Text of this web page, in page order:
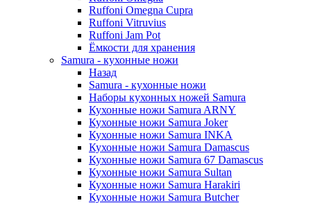
Ruffoni Omegna Cupra
Ruffoni Vitruvius
Ruffoni Jam Pot
Ёмкости для хранения
Samura - кухонные ножи
Назад
Samura - кухонные ножи
Наборы кухонных ножей Samura
Кухонные ножи Samura ARNY
Кухонные ножи Samura Joker
Кухонные ножи Samura INKA
Кухонные ножи Samura Damascus
Кухонные ножи Samura 67 Damascus
Кухонные ножи Samura Sultan
Кухонные ножи Samura Harakiri
Кухонные ножи Samura Butcher